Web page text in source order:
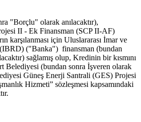
"Borçlu" olarak anılacaktır),
II - Ek Finansman (SCP II-AF)
karşılanması için Uluslararası İmar ve
(IBRD) ("Banka") finansman (bundan
sağlamış olup, Kredinin bir kısmını
(bundan sonra İşveren olarak
Güneş Enerji Santrali (GES) Projesi
Hizmeti” sözleşmesi kapsamındaki